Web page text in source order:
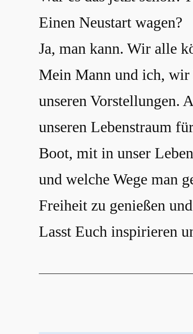
Einen Neustart wagen?
Ja, man kann. Wir alle
Mein Mann und ich, wir
unseren Vorstellungen.
unseren Lebenstraum
Boot, mit in unser
und welche Wege man
Freiheit zu genießen
Lasst Euch inspirieren